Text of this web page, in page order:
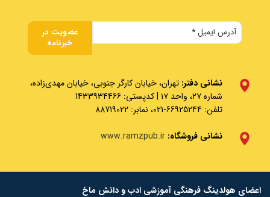
نشانی دفتر: تهران، خیابان کارگر جنوبی، خیابان مهدی‌زاده،
شماره ۲۷، واحد ۱۷ | کدپستی: 1433934466
تلفن: 66925244-021، نمابر: 88719022
نشانی فروشگاه: www.ramzpub.ir
اعضای هولدینگ فرهنگی آموزشی ادب و دانش ماخ